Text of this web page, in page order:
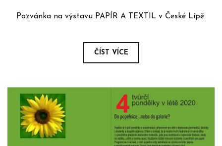
Pozvánka na výstavu PAPÍR A TEXTIL v České Lípě.
ČÍST VÍCE